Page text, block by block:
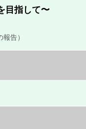
目指して〜
告）